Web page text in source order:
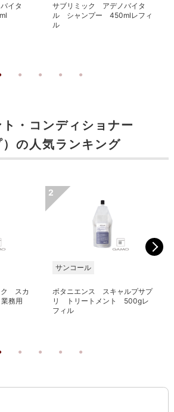
イタ
サブリミック アデノバイタ
ル シャンプー 450mlレフィ
ル
ト・コンディショナー
）の人気ランキング
ク スカ
務用
サンコール
ボタニエンス スキャルプサプ
リ トリートメント 500gレ
フィル